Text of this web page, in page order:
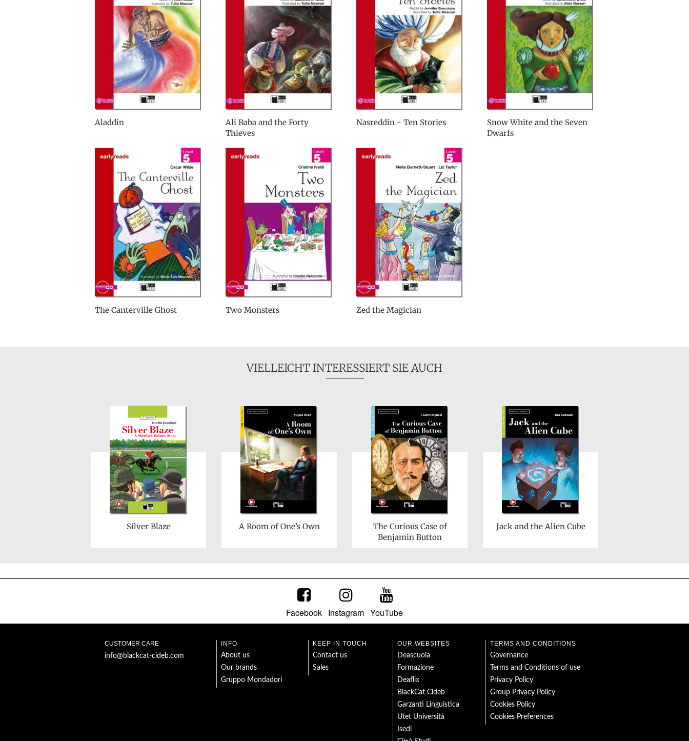
Aladdin
Ali Baba and the Forty
Thieves
Nasreddin - Ten Stories
Snow White and the Seven
Dwarfs
The Canterville Ghost Two Monsters Zed the Magician
VIELLEICHT INTERESSIERT SIE AUCH
Silver Blaze A Room of One’s Own
The Curious Case of
Benjamin Button
Jack and the Alien Cube
Facebook Instagram YouTube